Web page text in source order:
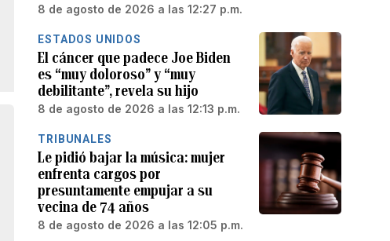
8 de agosto de 2026 a las 12:27 p.m.
ESTADOS UNIDOS
El cáncer que padece Joe Biden
es “muy doloroso” y “muy
debilitante”, revela su hijo
8 de agosto de 2026 a las 12:13 p.m.
TRIBUNALES
Le pidió bajar la música: mujer
enfrenta cargos por
presuntamente empujar a su
vecina de 74 años
8 de agosto de 2026 a las 12:05 p.m.